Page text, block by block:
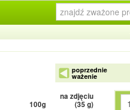
poprzednie
ważenie
100g
na zdjęciu
(35 g)